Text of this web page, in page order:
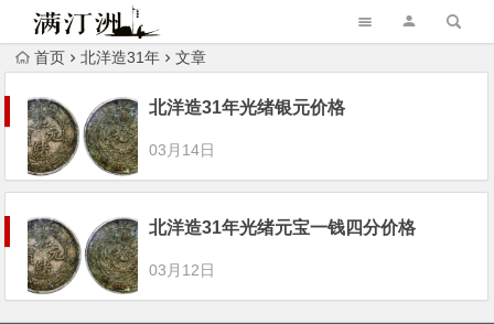
首页 北洋造31年 文章
北洋造31年光绪银元价格
03月14日
北洋造31年光绪元宝一钱四分价格
03月12日